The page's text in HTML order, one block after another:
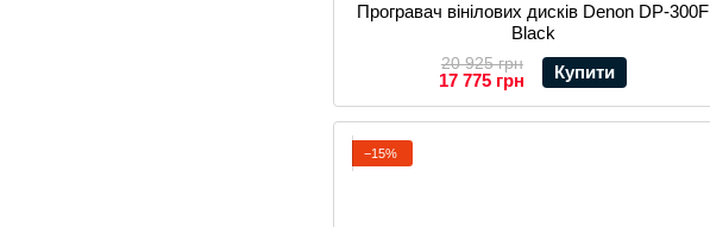
Програвач вінілових дисків Denon DP-300F
Black
20 925 грн
17 775 грн Купити
−15%